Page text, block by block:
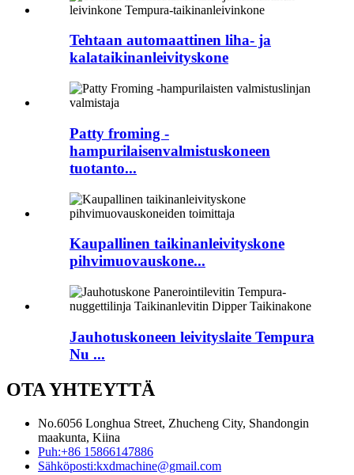
Tehtaan automaattinen liha- ja
kalataikinanleivityskone
Patty froming -
hampurilaisenvalmistuskoneen
tuotanto...
Kaupallinen taikinanleivityskone
pihvimuovauskone...
Jauhotuskoneen leivityslaite Tempura
Nu ...
OTA YHTEYTTÄ
No.6056 Longhua Street, Zhucheng City, Shandongin
maakunta, Kiina
Puh:+86 15866147886
Sähköposti:kxdmachine@gmail.com